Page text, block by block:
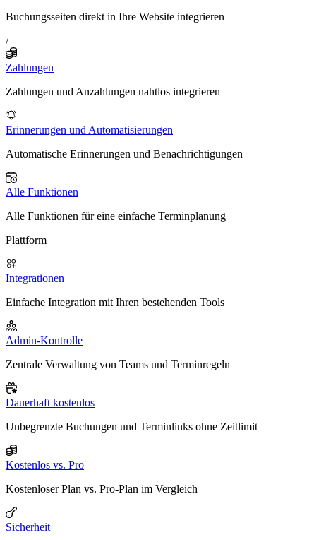
Buchungsseiten direkt in Ihre Website integrieren
/
Zahlungen
Zahlungen und Anzahlungen nahtlos integrieren
Erinnerungen und Automatisierungen
Automatische Erinnerungen und Benachrichtigungen
Alle Funktionen
Alle Funktionen für eine einfache Terminplanung
Plattform
Integrationen
Einfache Integration mit Ihren bestehenden Tools
Admin-Kontrolle
Zentrale Verwaltung von Teams und Terminregeln
Dauerhaft kostenlos
Unbegrenzte Buchungen und Terminlinks ohne Zeitlimit
Kostenlos vs. Pro
Kostenloser Plan vs. Pro-Plan im Vergleich
Sicherheit